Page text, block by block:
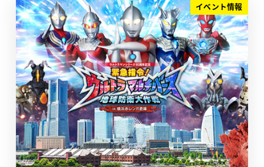
イベント情報